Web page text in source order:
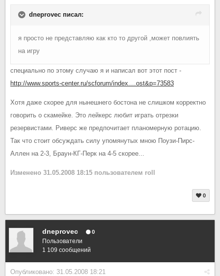
dneprovec писал:
я просто не представляю как кто то другой ,может повлиять
на игру
специально по этому случаю я и написал вот этот пост -
http://www.sports-center.ru/scforum/index....ost&p=73583
Хотя даже скорее для нынешнего бостона не слишком корректно
говорить о скамейке. Это лейкерс любит играть отрезки
резервистами. Риверс же предпочитает планомерную ротацию.
Так что стоит обсуждать силу упомянутых мною Поузи-Пирс-
Аллен на 2-3, Браун-КГ-Перк на 4-5 скорее...
Изменено 31.05.2008 18:15 пользователем roll
0
dneprovec 0
Пользователи
1 109 сообщений
Опубликовано: 31.05.2008 18:21